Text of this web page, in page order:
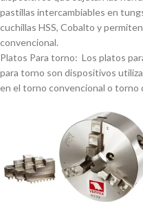
pastillas intercambiables en
cuchillas HSS, Cobalto y
convencional.
Platos Para torno: Los platos
para torno son dispositivos
en el torno convencional o torno